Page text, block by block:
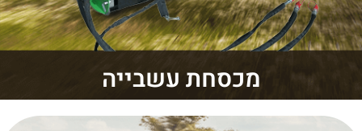
מכסחת עשבייה